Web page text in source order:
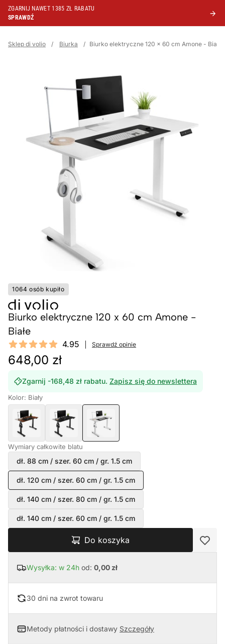
ZGARNIJ NAWET 1385 ZŁ RABATU
SPRAWDŹ
Sklep di volio / Biurka / Biurko elektryczne 120 x 60 cm Amone - Białe
1064 osób kupiło
Biurko elektryczne 120 x 60 cm Amone -
Białe
Reviews
4.95 out of 5 stars 4.95 Sprawdź opinie
648,00 zł
Zgarnij -168,48 zł rabatu. Zapisz się do newslettera
Kolor: Biały
Wymiary całkowite blatu
dł. 88 cm / szer. 60 cm / gr. 1.5 cm
dł. 120 cm / szer. 60 cm / gr. 1.5 cm
dł. 140 cm / szer. 80 cm / gr. 1.5 cm
dł. 140 cm / szer. 60 cm / gr. 1.5 cm
Do koszyka
Wysyłka: w 24h od: 0,00 zł
30 dni na zwrot towaru
Metody płatności i dostawy Szczegóły